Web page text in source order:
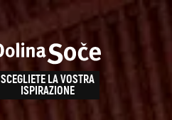
SCEGLIETE LA VOSTRA
ISPIRAZIONE